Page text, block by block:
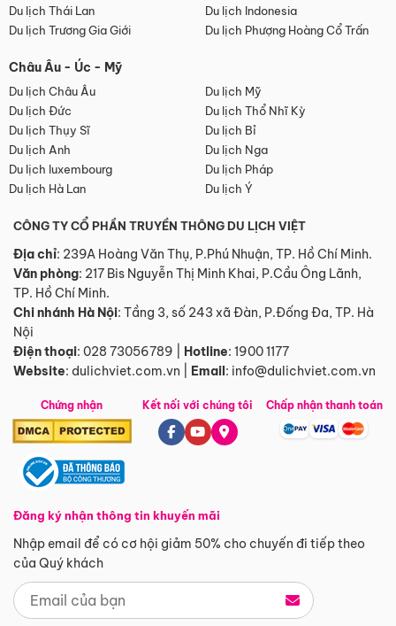
Du lịch Thái Lan
Du lịch Indonesia
Du lịch Trương Gia Giới
Du lịch Phượng Hoàng Cổ Trấn
Châu Âu - Úc - Mỹ
Du lịch Châu Âu
Du lịch Mỹ
Du lịch Đức
Du lịch Thổ Nhĩ Kỳ
Du lịch Thụy Sĩ
Du lịch Bỉ
Du lịch Anh
Du lịch Nga
Du lịch luxembourg
Du lịch Pháp
Du lịch Hà Lan
Du lịch Ý
CÔNG TY CỔ PHẦN TRUYỀN THÔNG DU LỊCH VIỆT
Địa chỉ: 239A Hoàng Văn Thụ, P.Phú Nhuận, TP. Hồ Chí Minh.
Văn phòng: 217 Bis Nguyễn Thị Minh Khai, P.Cầu Ông Lãnh,
TP. Hồ Chí Minh.
Chi nhánh Hà Nội: Tầng 3, số 243 xã Đàn, P.Đống Đa, TP. Hà
Nội
Điện thoại: 028 73056789 Hotline: 1900 1177
Website: dulichviet.com.vn Email: info@dulichviet.com.vn
Chứng nhận
Đăng ký nhận thông tin khuyến mãi
Nhập email để có cơ hội giảm 50% cho chuyến đi tiếp theo
của Quý khách
Kết nối với chúng tôi Chấp nhận thanh toán